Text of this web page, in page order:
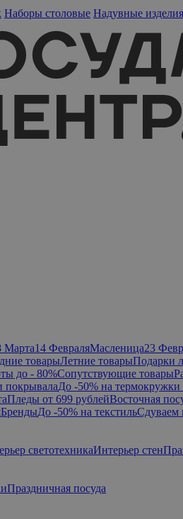
Наборы столовые Надувные изделия
Марта14 ФевраляМасленица23
товарыЛетние товарыПодарки
до - 80%Сопутствующие товары
покрывалаДо -50% на
Пледы от 699 рублейВосточная
БрендыДо -50% на текстильСдуваем
светотехникаИнтерьер стен
Праздничная посуда